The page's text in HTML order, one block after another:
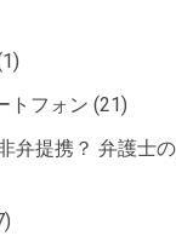
トフォン (21)
弁提携？ 弁護士